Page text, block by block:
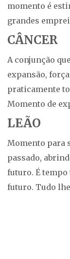
momento é
grandes
CÂNCER
A conjunção
expansão,
praticamente
Momento de
LEÃO
Momento para
passado,
futuro. É tempo
futuro. Tudo